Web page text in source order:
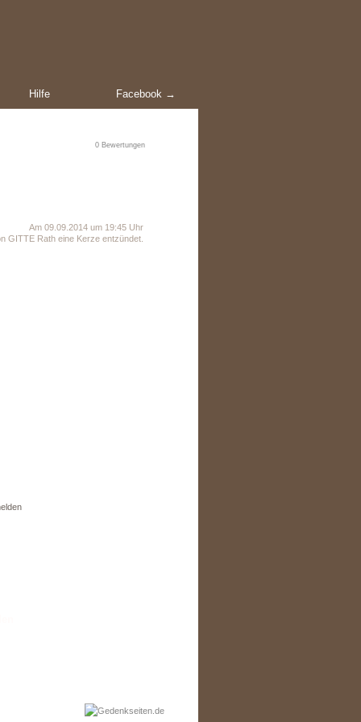
Hilfe Facebook →
0 Bewertungen
Am 09.09.2014 um 19:45 Uhr
GITTE Rath eine Kerze entzündet.